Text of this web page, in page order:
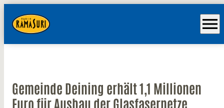
menu
Gemeinde Deining erhält 1,1 Millionen
Euro für Ausbau der Glasfasernetze